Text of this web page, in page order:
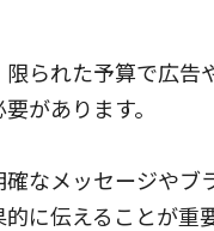
られた予算で広告
があります。
確なメッセージやブ
に伝えることが重